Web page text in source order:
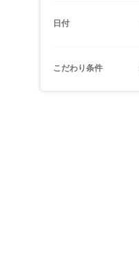
日付
こだわり条件